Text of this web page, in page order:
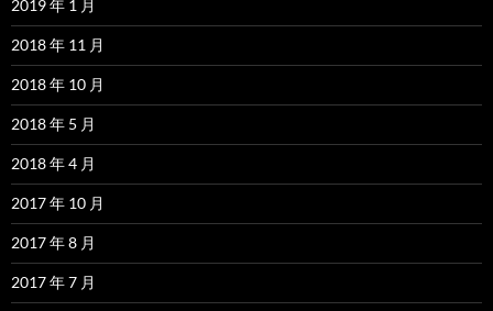
2019 年 1 月
2018 年 11 月
2018 年 10 月
2018 年 5 月
2018 年 4 月
2017 年 10 月
2017 年 8 月
2017 年 7 月